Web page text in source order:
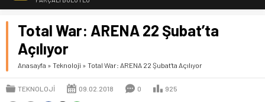
Total War: ARENA 22 Şubat’ta
Açılıyor
Anasayfa » Teknoloji » Total War: ARENA 22 Şubat’ta Açılıyor
TEKNOLOJI 09.02.2018 0 925